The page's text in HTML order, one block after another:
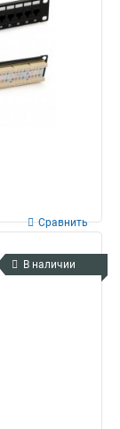
Сравнить
В наличии